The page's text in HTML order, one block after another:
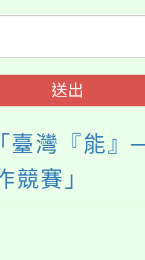
新住民語歌
115學年度第
師甄選結果(
115學年度第
師甄選結果(
化大學推廣
溝通分析基
學生輔導中心
商輔導、社會
送出
臺灣『能』
競賽」